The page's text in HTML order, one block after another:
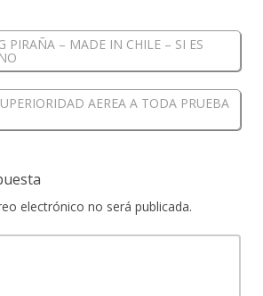
PIRAÑA – MADE IN CHILE – SI ES
AEREA A TODA PRUEBA
electrónico no será publicada.